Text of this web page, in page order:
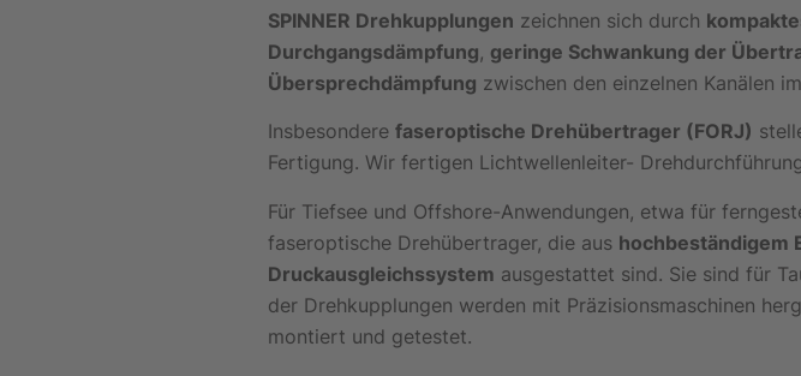
SPINNER Drehkupplungen zeichnen sich durch
Durchgangsdämpfung, geringe Schwankung der
Übersprechdämpfung zwischen den einzelnen Kanälen
Insbesondere faseroptische Drehübertrager (FORJ)
Fertigung. Wir fertigen Lichtwellenleiter-
Für Tiefsee und Offshore-Anwendungen, etwa für
faseroptische Drehübertrager, die aus hochbeständigem
Druckausgleichssystem ausgestattet sind. Sie sind für
der Drehkupplungen werden mit Präzisionsmaschinen
montiert und getestet.